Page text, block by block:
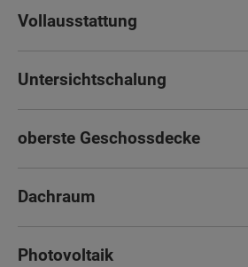
Vollausstattung
Untersichtschalung
oberste Geschossdecke
Dachraum
Photovoltaik